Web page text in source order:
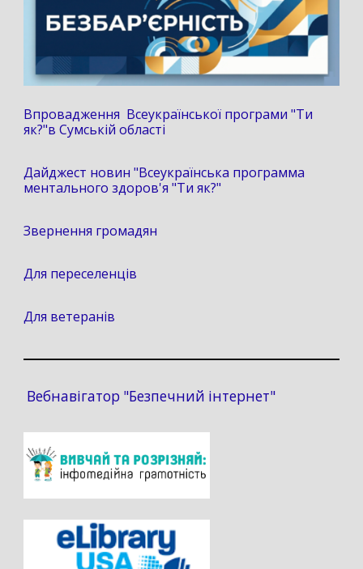
Впровадження Всеукраїнської програми "Ти
як?"в Сумській області
Дайджест новин "Всеукраїнська программа
ментального здоров'я "Ти як?"
Звернення громадян
Для переселенців
Для ветеранів
Вебнавігатор "Безпечний інтернет"